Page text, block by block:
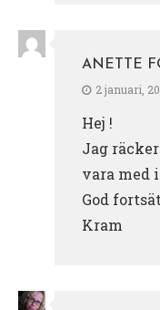
ANETTE
2 januari,
Hej !
Jag
vara med
God
Kram